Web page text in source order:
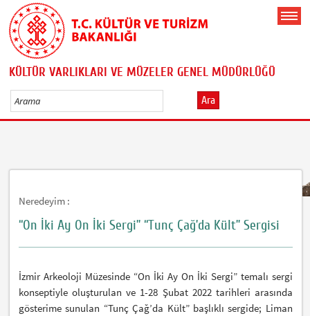
KÜLTÜR VARLIKLARI VE MÜZELER GENEL MÜDÜRLÜĞÜ
Ara
Neredeyim :
“On İki Ay On İki Sergi” “Tunç Çağ’da Kült” Sergisi
İzmir Arkeoloji Müzesinde “On İki Ay On İki Sergi” temalı sergi
konseptiyle oluşturulan ve 1-28 Şubat 2022 tarihleri arasında
gösterime sunulan “Tunç Çağ’da Kült” başlıklı sergide; Liman